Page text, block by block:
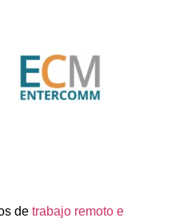
de trabajo remoto e